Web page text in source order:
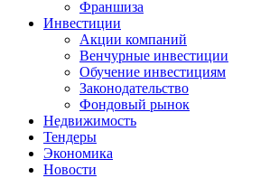
Франшиза
Инвестиции
Акции компаний
Венчурные инвестиции
Обучение инвестициям
Законодательство
Фондовый рынок
Недвижимость
Тендеры
Экономика
Новости